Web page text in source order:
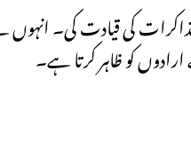
کی قیادت کی۔ انہوں
کو ظاہر کرتا ہے۔